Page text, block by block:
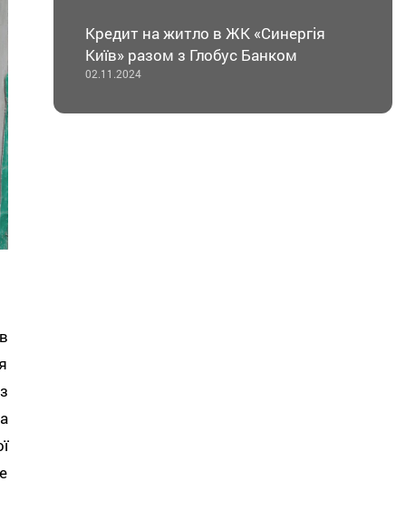
Кредит на житло в ЖК «Синергія
Київ» разом з Глобус Банком
02.11.2024